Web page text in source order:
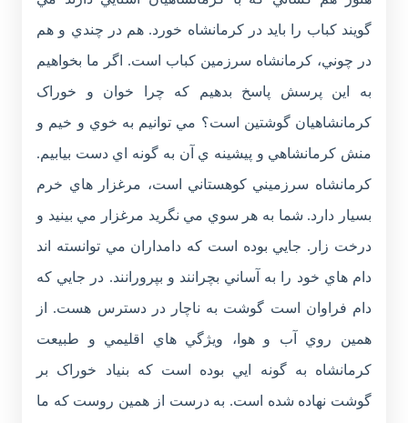
گويند کباب را بايد در کرمانشاه خورد. هم در چندي و هم
در چوني، کرمانشاه سرزمين کباب است. اگر ما بخواهيم
به اين پرسش پاسخ بدهيم که چرا خوان و خوراک
کرمانشاهيان گوشتين است؟ مي توانيم به خوي و خيم و
منش کرمانشاهي و پيشينه ي آن به گونه اي دست بيابيم.
کرمانشاه سرزميني کوهستاني است، مرغزار هاي خرم
بسيار دارد. شما به هر سوي مي نگريد مرغزار مي بينيد و
درخت زار. جايي بوده است که دامداران مي توانسته اند
دام هاي خود را به آساني بچرانند و بپرورانند. در جايي که
دام فراوان است گوشت به ناچار در دسترس هست. از
همين روي آب و هوا، ويژگي هاي اقليمي و طبيعت
کرمانشاه به گونه ايي بوده است که بنياد خوراک بر
گوشت نهاده شده است. به درست از همين روست که ما